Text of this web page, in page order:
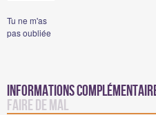
Tu ne m'as
pas oubliée
Informations
faire de mal